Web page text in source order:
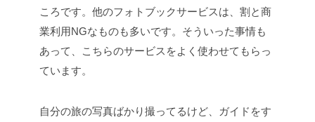
ころです。他のフォトブックサービスは、割と商
業利用NGなものも多いです。そういった事情も
あって、こちらのサービスをよく使わせてもらっ
ています。
自分の旅の写真ばかり撮ってるけど、ガイドをす